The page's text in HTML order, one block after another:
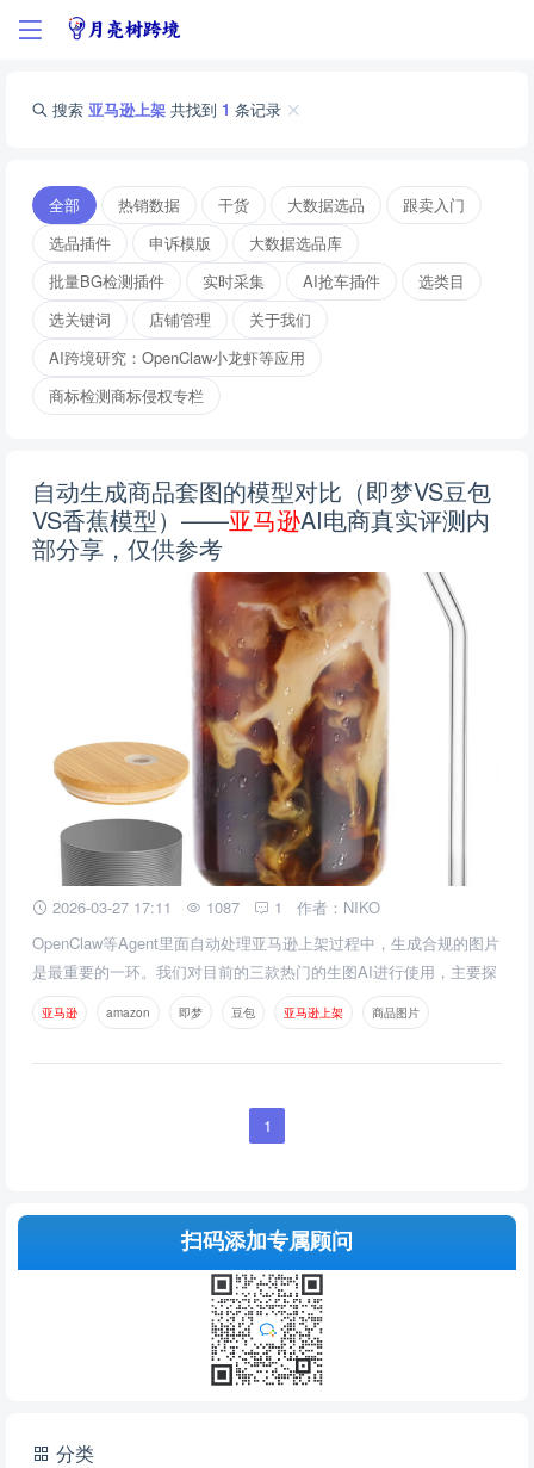
搜索 亚马逊上架 共找到 1 条记录
全部 热销数据 干货 大数据选品
跟卖入门
选品插件
申诉模版
大数据选品库
批量BG检测插件
实时采集 AI抢车插件
选类目
选关键词
店铺管理
关于我们
AI跨境研究：OpenClaw小龙虾等应用
商标检测商标侵权专栏
自动生成商品套图的模型对比（即梦VS豆包
VS香蕉模型）——亚马逊AI电商真实评测内
部分享，仅供参考
2026-03-27 17:11 1087 1
作者：NIKO
OpenClaw等Agent里面自动处理亚马逊上架过程中，生成合规的图片
是最重要的一环。我们对目前的三款热门的生图AI进行使用，主要探
讨国内的即梦、豆包，以及国外的Nano Banana的使用方式和生成的
效果，分析哪个AI大模型最适合亚马逊生成商品图片。
亚马逊 amazon 即梦 豆包 亚马逊 上架 商品图片
1
扫码添加专属顾问
分类